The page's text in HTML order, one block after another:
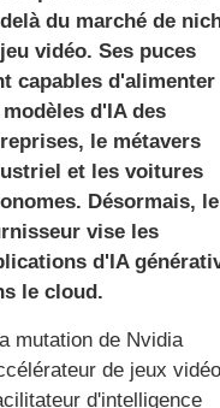
gratuite
du marché de
vidéo. Ses puces
capables d'alimenter
d'IA des
le métavers
et les voitures
Désormais, le
vise les
d'IA
le cloud.
mutation de Nvidia
de jeux vidéo
d'intelligence